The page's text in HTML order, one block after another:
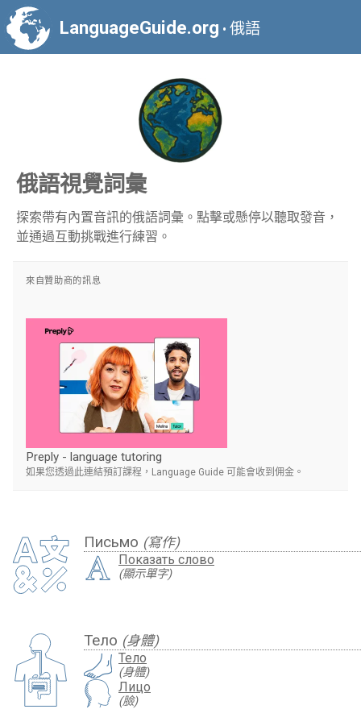
LanguageGuide.org • 俄語
俄語視覺詞彙
探索帶有內置音訊的俄語詞彙。點擊或懸停以聽取發音，
並通過互動挑戰進行練習。
Письмо (寫作)
Показать слово
(顯示單字)
Тело (身體)
Тело
(身體)
Лицо
(臉)
來自贊助商的訊息
Preply - language tutoring
如果您透過此連結預訂課程，Language Guide 可能會收到佣金。